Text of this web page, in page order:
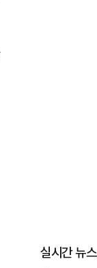
실시간 뉴스